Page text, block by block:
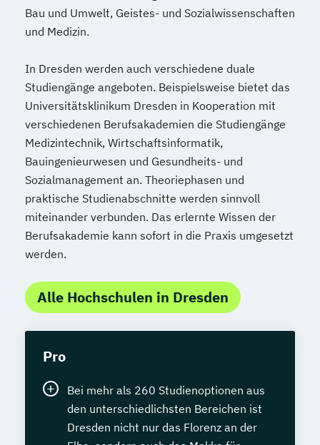
Bau und Umwelt, Geistes- und Sozialwissenschaften
und Medizin.
In Dresden werden auch verschiedene duale
Studiengänge angeboten. Beispielsweise bietet das
Universitätsklinikum Dresden in Kooperation mit
verschiedenen Berufsakademien die Studiengänge
Medizintechnik, Wirtschaftsinformatik,
Bauingenieurwesen und Gesundheits- und
Sozialmanagement an. Theoriephasen und
praktische Studienabschnitte werden sinnvoll
miteinander verbunden. Das erlernte Wissen der
Berufsakademie kann sofort in die Praxis umgesetzt
werden.
Alle Hochschulen in Dresden
Pro
Bei mehr als 260 Studienoptionen aus
den unterschiedlichsten Bereichen ist
Dresden nicht nur das Florenz an der